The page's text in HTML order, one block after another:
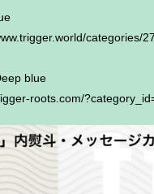
categories/
blue
roots.com/